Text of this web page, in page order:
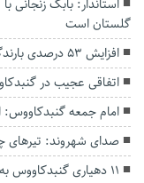
گلستان است
افزایش ۵۳ درصدی بارندگی‌ها در گلستان
اتفاقی عجیب در‌
امام جمعه گنبدکاووس:
صدای شهروند:
۱۱ دهیاری گنبدکاووس به شبکه حفاظت مردمی منابع طبیعی پیوستند